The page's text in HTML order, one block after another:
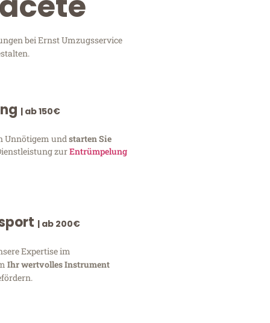
bei Ernst Umzugsservice
| ab 150€
Unnötigem und starten Sie
zurEntrümpelung
| ab 200€
Expertise im
Ihr wertvolles Instrument